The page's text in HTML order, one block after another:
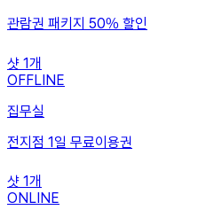
관람권 패키지 50% 할인
샷 1개
OFFLINE
집무실
전지점 1일 무료이용권
샷 1개
ONLINE